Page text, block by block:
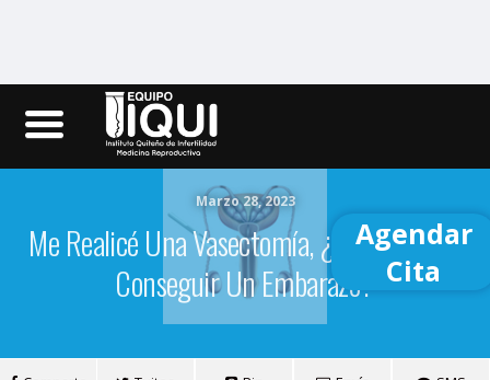
Iqui.ec
Marzo 28, 2023
Me Realicé Una Vasectomía, ¿cómo Puedo
Conseguir Un Embarazo?
Agendar
Cita